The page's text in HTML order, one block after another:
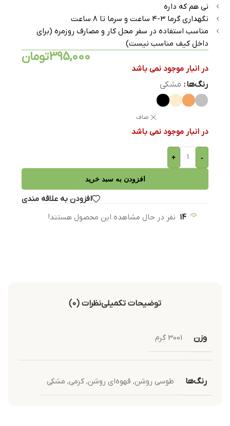
نی هم که داره
نگهداری گرما ۳-۴ ساعت و سرما تا ۸ ساعت
مناسب استفاده در سفر محل کار و مصارف روزمره (برای
داخل کیف مناسب نیست)
395,000تومان
در انبار موجود نمی باشد
رنگ‌ها مشکی
صاف
در انبار موجود نمی باشد
-
+
افزودن به سبد خرید
افزودن به علاقه مندی
14 نفر در حال مشاهده این محصول هستند!
توضیحات تکمیلینظرات (0)
وزن 3001 گرم
رنگ‌ها طوسی روشن, قهوه‌ای روشن,کرمی, مشکی